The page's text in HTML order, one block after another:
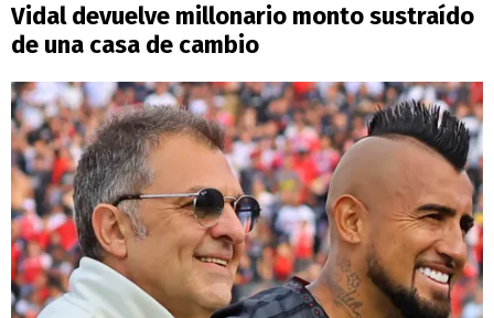
Vidal devuelve millonario monto sustraído
de una casa de cambio